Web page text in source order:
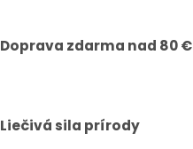
Doprava zdarma nad 80 €
Liečivá sila prírody